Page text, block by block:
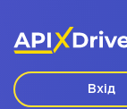
Вхід